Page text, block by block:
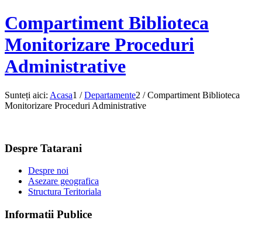
Compartiment Biblioteca
Monitorizare Proceduri
Administrative
Sunteți aici: Acasa1 / Departamente2 / Compartiment Biblioteca
Monitorizare Proceduri Administrative
Despre Tatarani
Despre noi
Asezare geografica
Structura Teritoriala
Informatii Publice